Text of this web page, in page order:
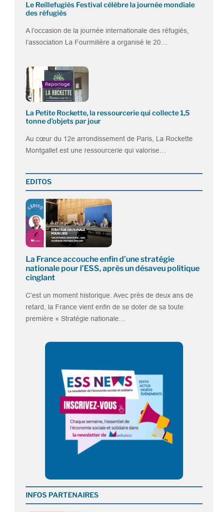
Le Reillefugiés Festival célèbre la journée mondiale
des réfugiés
A l’occasion de la journée internationale des réfugiés,
l’association La Fourmilière a organisé le 20…
La Petite Rockette, la ressourcerie qui collecte 1,5
tonne d’objets par jour
Au cœur du 12e arrondissement de Paris, La Rockette
Montgallet est une ressourcerie qui valorise…
EDITOS
La France accouche enfin d’une stratégie
nationale pour l’ESS, après un désaveu politique
cinglant
C’est un moment historique. Avec près de deux ans de
retard, la France vient enfin de se doter de sa toute
première « Stratégie nationale…
INFOS PARTENAIRES